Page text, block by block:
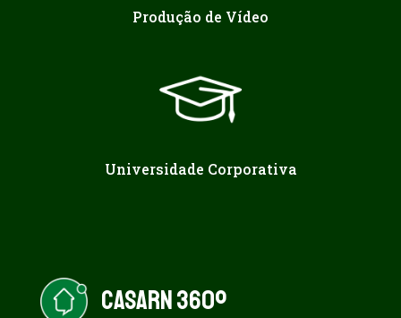
Produção de Vídeo
Universidade Corporativa
CASARN 360º